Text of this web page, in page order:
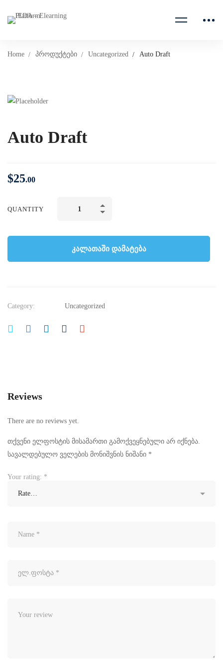
Home პროდუქტები Uncategorized Auto Draft
Auto Draft
$25.00
QUANTITY
კალათაში დამატება
Category: Uncategorized
Reviews
There are no reviews yet.
თქვენი ელფოსტის მისამართი გამოქვეყნებული არ იქნება.
სავალდებულო ველების მონიშვნის ნიშანი *
Your rating: *